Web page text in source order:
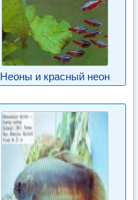
Неоны и красный неон